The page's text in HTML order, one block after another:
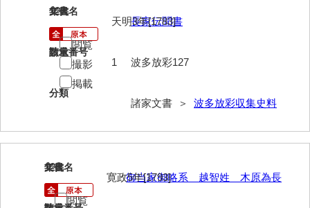
岡田家文書（萩市）
岡田学収集史料
岡本家文書（島根県）
小川五郎収集史料
127
文書名
長家伝聞書
請求番号
波多放彩127
分類
諸家文書 ＞ 波多放彩収集史料
年代
天明3年[1783]
数量
1
閲覧
撮影
掲載
128
文書名
御当家御略系 越智姓 木原為長
年代
寛政5年[1793]
閲覧